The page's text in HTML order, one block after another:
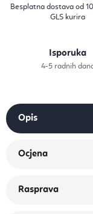
Besplatna dostava od
GLS kurira
Isporuka
4-5 radnih